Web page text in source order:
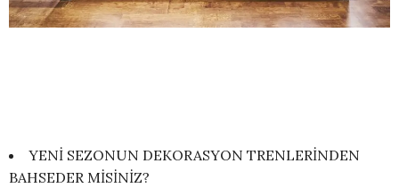
YENİ SEZONUN DEKORASYON TRENLERİNDEN
BAHSEDER MİSİNİZ?